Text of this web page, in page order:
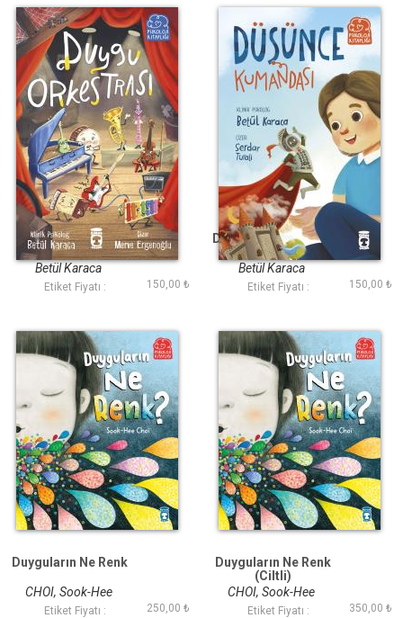
Duygu Orkestrası
Betül Karaca
Etiket Fiyatı : 150,00 ₺
Düşünce Kumandası
Betül Karaca
Etiket Fiyatı : 150,00 ₺
Duyguların Ne Renk
CHOI, Sook-Hee
Etiket Fiyatı : 250,00 ₺
Duyguların Ne Renk
(Ciltli)
CHOI, Sook-Hee
Etiket Fiyatı : 350,00 ₺